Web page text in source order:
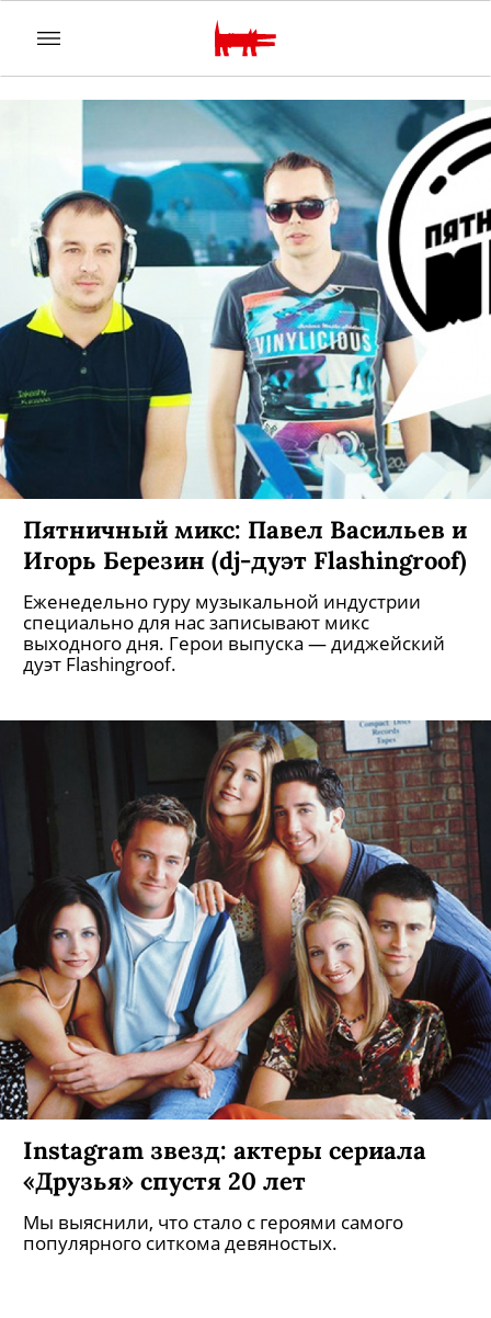
Пятничный микс: Павел Васильев и
Игорь Березин (dj-дуэт Flashingroof)
Еженедельно гуру музыкальной индустрии
специально для нас записывают микс
выходного дня. Герои выпуска — диджейский
дуэт Flashingroof.
Instagram звезд: актеры сериала
«Друзья» спустя 20 лет
Мы выяснили, что стало с героями самого
популярного ситкома девяностых.